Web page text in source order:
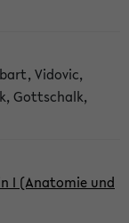
Vidovic,
Gottschalk,
I (Anatomie und